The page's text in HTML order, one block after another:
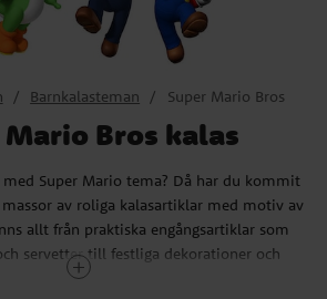
Barnkalasteman Super Mario Bros
Mario Bros kalas
Super Mario tema? Då har du kommit
av roliga kalasartiklar med motiv av
allt från praktiska engångsartiklar som
servetter till festliga dekorationer och
till och med färdiga kalaspaket med Super